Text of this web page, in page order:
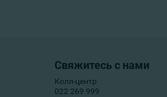
Свяжитесь с нами
Колл-центр
022 269 999